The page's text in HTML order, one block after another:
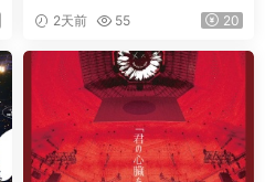
d The Beautiful Day Limited
Edition [2009.11.11] [3DVD I
SO 7.53GB]
2天前 55 20